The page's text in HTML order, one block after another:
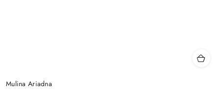
Mulina Ariadna